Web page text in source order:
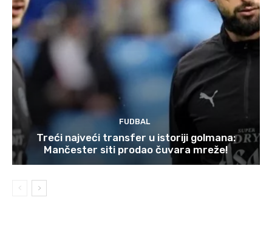
FUDBAL
Treći najveći transfer u istoriji golmana:
Mančester siti prodao čuvara mreže!